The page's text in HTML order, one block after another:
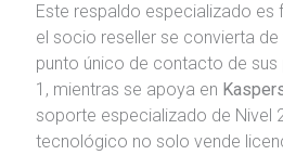
Este respaldo especializado es
el socio reseller se convierta
punto único de contacto de sus
1, mientras se apoya en
soporte especializado de Nivel
tecnológico no solo vende